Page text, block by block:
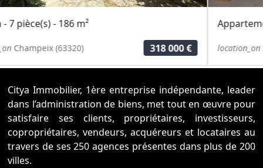
Appartement - 1 pièce(s) - 25 m²
location_onIssoire (63500) 50 000 €
Citya Immobilier, 1ère entreprise indépendante, leader
dans l’administration de biens, met tout en œuvre pour
satisfaire ses clients, propriétaires, investisseurs,
copropriétaires, vendeurs, acquéreurs et locataires au
travers de ses 250 agences présentes dans plus de 200
villes.